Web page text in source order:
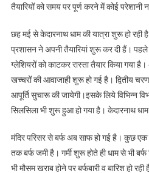
तैयारियों को समय पर पूर्ण करने में कोई परेशानी
छह मई से केदारनाथ धाम की यात्रा शुरू हो
प्रशासन ने अपनी तैयारियां शुरू कर दी हैं। पहले
ग्लेशियरों को काटकर रास्ता तैयार किया गया
खच्चरों की आवाजाही शुरू हो गई है। द्वितीय
आपूर्ति सुचारू की जायेगी।इसके लिये विभिन्न
सिलसिला भी शुरू हुआ हो गया है। केदारनाथ
मंदिर परिसर से बर्फ अब साफ हो गई है। कुछ एक
तक बर्फ जमी है। गर्मी शुरू होते ही धाम से भी
भी मौसम खराब होने पर बर्फबारी व बारिश हो